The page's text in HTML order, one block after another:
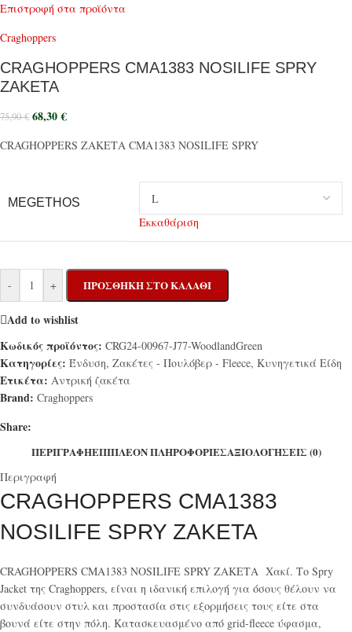
Επιστροφή στα προϊόντα
Craghoppers
CRAGHOPPERS CMA1383 NOSILIFE SPRY
ΖΑΚΕΤΑ
75,90€ 68,30€
CRAGHOPPERS ΖΑΚΕΤΑ CMA1383 NOSILIFE SPRY
MEGETHOS
Εκκαθάριση
- + ΠΡΟΣΘΉΚΗ ΣΤΟ ΚΑΛΆΘΙ
Add to wishlist
Κωδικός προϊόντος: CRG24-00967-J77-WoodlandGreen
Κατηγορίες: Ένδυση, Ζακέτες - Πουλόβερ - Fleece, Κυνηγετικά Είδη
Ετικέτα: Αντρική ζακέτα
Brand: Craghoppers
Share:
ΠΕΡΙΓΡΑΦΉΕΠΙΠΛΈΟΝ ΠΛΗΡΟΦΟΡΊΕΣΑΞΙΟΛΟΓΉΣΕΙΣ (0)
Περιγραφή
CRAGHOPPERS CMA1383
NOSILIFE SPRY ΖΑΚΕΤΑ
CRAGHOPPERS CMA1383 NOSILIFE SPRY ΖΑΚΕΤΑ Χακί. Το Spry
Jacket της Craghoppers, είναι η ιδανική επιλογή για όσους θέλουν να
συνδυάσουν στυλ και προστασία στις εξορμήσεις τους είτε στα
βουνά είτε στην πόλη. Κατασκευασμένο από grid-fleece ύφασμα,